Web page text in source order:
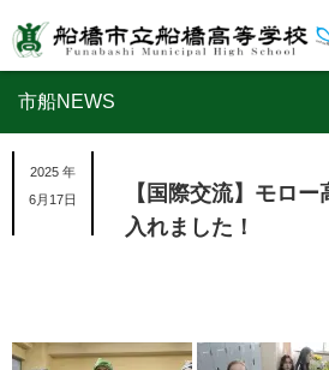
市船NEWS
2025 年
6月17日
【国際交流】モロ
入れました！